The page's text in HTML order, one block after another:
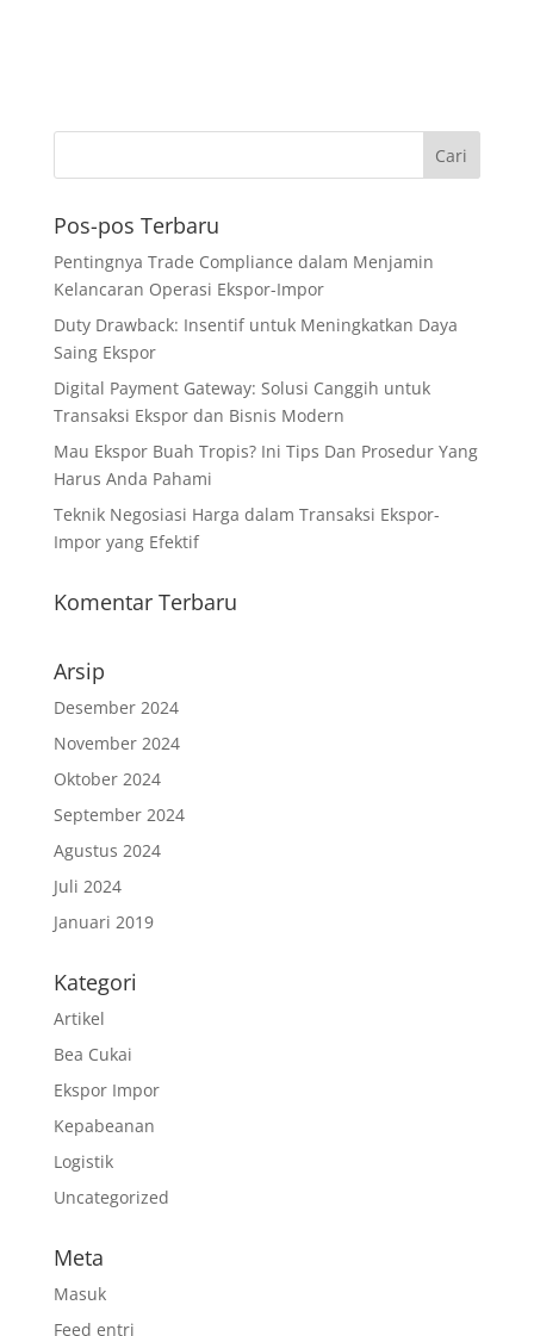
Pos-pos Terbaru
Pentingnya Trade Compliance dalam Menjamin
Kelancaran Operasi Ekspor-Impor
Duty Drawback: Insentif untuk Meningkatkan Daya
Saing Ekspor
Digital Payment Gateway: Solusi Canggih untuk
Transaksi Ekspor dan Bisnis Modern
Mau Ekspor Buah Tropis? Ini Tips Dan Prosedur Yang
Harus Anda Pahami
Teknik Negosiasi Harga dalam Transaksi Ekspor-
Impor yang Efektif
Komentar Terbaru
Arsip
Desember 2024
November 2024
Oktober 2024
September 2024
Agustus 2024
Juli 2024
Januari 2019
Kategori
Artikel
Bea Cukai
Ekspor Impor
Kepabeanan
Logistik
Uncategorized
Meta
Masuk
Feed entri